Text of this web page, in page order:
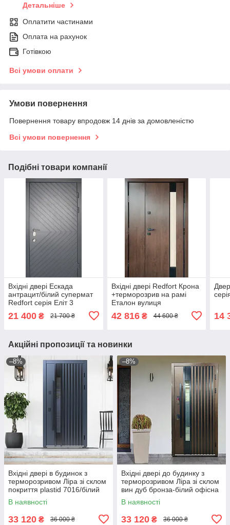
Детальніше
Оплатити частинами
Оплата на рахунок
Готівкою
Всі умови оплати
Умови повернення
Повернення товару впродовж 14 днів за домовленістю
Всі умови повернення
Подібні товари компанії
Вхідні двері Ескада
антрацит/білий супермат
Redfort серія Еліт 3
21 400 ₴ 21 700 ₴
Вхідні двері Redfort Крона
+терморозрив на рамі
Еталон вулиця
42 816₴ 44 600 ₴ 14
Акційні пропозиції та новинки
–8%
Вхідні двері в будинок з
терморозривом Ліра зі склом
покриття plastid 7016/білий
ручка на магнітах
В наявності
33 120 ₴ 36 000 ₴
–8%
Вхідні двері до будинку з
терморозривом Ліра зі склом
вин дуб бронза-білий офісна
ручка на магнітах
В наявності
33 120 ₴ 36 000 ₴